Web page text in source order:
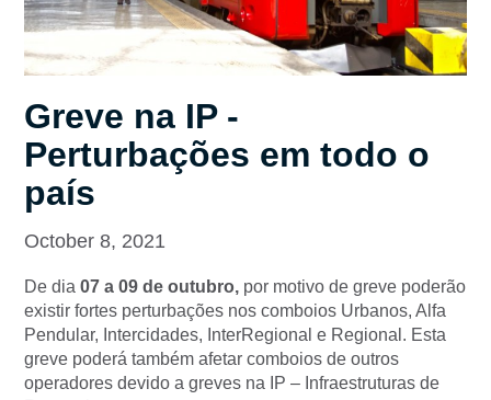
Greve na IP -
Perturbações em todo o
país
October 8, 2021
De dia 07 a 09 de outubro, por motivo de greve poderão
existir fortes perturbações nos comboios Urbanos, Alfa
Pendular, Intercidades, InterRegional e Regional. Esta
greve poderá também afetar comboios de outros
operadores devido a greves na IP – Infraestruturas de